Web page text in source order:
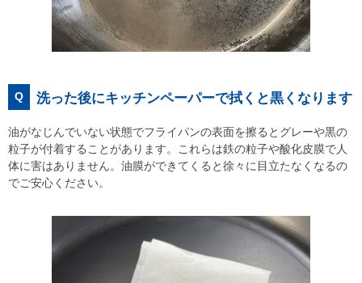
Q 洗った後にキッチンペーパーで拭くと黒くなります
油がなじんでいない状態でフライパンの表面を擦るとグレーや黒の
粒子が付着することがあります。これらは鉄の粒子や酸化皮膜で人
体に害はありません。油膜ができてくると徐々に目立たなくなるの
でご安心ください。